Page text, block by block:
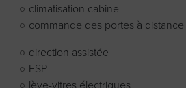
climatisation cabine
commande des portes à distance
direction assistée
ESP
lève-vitres électriques